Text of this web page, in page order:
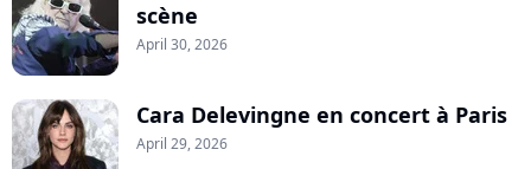
scène
April 30, 2026
Cara Delevingne en concert à Paris
April 29, 2026